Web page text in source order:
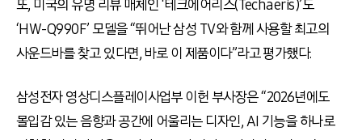
또, 미국의 유명 리뷰 매체인 ‘테크에어리스(Techaeris)’도
‘HW-Q990F’ 모델을 “뛰어난 삼성 TV와 함께 사용할 최고의
사운드바를 찾고 있다면, 바로 이 제품이다”라고 평가했다.
삼성전자 영상디스플레이사업부 이헌 부사장은 “2026년에도
몰입감 있는 음향과 공간에 어울리는 디자인, AI 기능을 하나로